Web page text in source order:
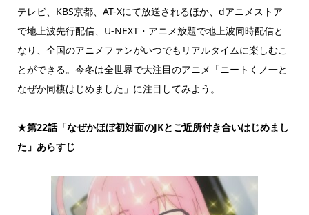
テレビ、KBS京都、AT-Xにて放送されるほか、dアニメストア
で地上波先行配信、U-NEXT・アニメ放題で地上波同時配信と
なり、全国のアニメファンがいつでもリアルタイムに楽しむこ
とができる。今冬は全世界で大注目のアニメ「ニートくノ一と
なぜか同棲はじめました」に注目してみよう。
★第22話「なぜかほぼ初対面のJKとご近所付き合いはじめまし
た」あらすじ